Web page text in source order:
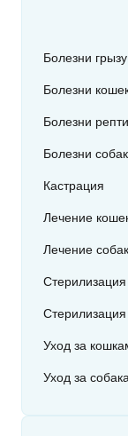
Болезни
Болезни
Болезни
Болезни собак
Кастрация
Лечение
Лечение собак
Стерилизация
Уход за
Уход за